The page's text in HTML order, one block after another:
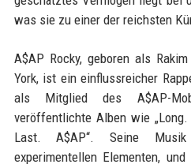
was sie zu einer der reichsten
A$AP Rocky, geboren als
York, ist ein einflussreicher
als Mitglied des A$AP-
veröffentlichte Alben wie
Last. A$AP“. Seine
experimentellen Elementen,